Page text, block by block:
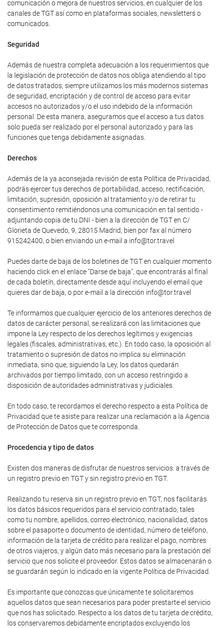
comunicación o mejora de nuestros servicios, en cualquier de los
canales de TGT así como en plataformas sociales, newsletters o
comunicados.
Seguridad
Además de nuestra completa adecuación a los requerimientos que
la legislación de protección de datos nos obliga atendiendo al tipo
de datos tratados, siempre utilizamos los más modernos sistemas
de seguridad, encriptación y de control de acceso para evitar
accesos no autorizados y/o el uso indebido de la información
personal. De esta manera, aseguramos que el acceso a tus datos
solo pueda ser realizado por el personal autorizado y para las
funciones que tenga debidamente asignadas.
Derechos
Además de la ya aconsejada revisión de esta Política de Privacidad,
podrás ejercer tus derechos de portabilidad, acceso, rectificación,
limitación, supresión, oposición al tratamiento y/o de retirar tu
consentimiento remitiéndonos una comunicación en tal sentido -
adjuntando copia de tu DNI - bien a la dirección de TGT en C/
Glorieta de Quevedo, 9, 28015 Madrid, bien por fax al número
915242400, o bien enviando un e-mail a info@tor.travel
Puedes darte de baja de los boletines de TGT en cualquier momento
haciendo click en el enlace "Darse de baja", que encontrarás al final
de cada boletín, directamente desde aquí incluyendo el email que
quieres dar de baja, o por e-mail a la dirección info@tor.travel
Te informamos que cualquier ejercicio de los anteriores derechos de
datos de carácter personal, se realizará con las limitaciones que
impone la Ley respecto de los derechos legítimos y exigencias
legales (fiscales, administrativas, etc.). En todo caso, la oposición al
tratamiento o supresión de datos no implica su eliminación
inmediata, sino que, siguiendo la Ley, los datos quedarán
archivados por tiempo limitado, con un acceso restringido a
disposición de autoridades administrativas y judiciales.
En todo caso, te recordamos el derecho respecto a esta Política de
Privacidad que te asiste para realizar una reclamación a la Agencia
de Protección de Datos que te corresponda.
Procedencia y tipo de datos
Existen dos maneras de disfrutar de nuestros servicios: a través de
un registro previo en TGT y sin registro previo en TGT.
Realizando tu reserva sin un registro previo en TGT, nos facilitarás
los datos básicos requeridos para el servicio contratado, tales
como tu nombre, apellidos, correo electrónico, nacionalidad, datos
sobre el pasaporte o documento de identidad, número de teléfono,
información de la tarjeta de crédito para realizar el pago, nombres
de otros viajeros, y algún dato más necesario para la prestación del
servicio que nos solicite el proveedor. Estos datos se almacenarán o
se guardarán según lo indicado en la vigente Política de Privacidad.
Es importante que conozcas que únicamente te solicitaremos
aquellos datos que sean necesarios para poder prestarte el servicio
que nos has solicitado. Respecto a los datos de tu tarjeta de crédito,
los conservaremos debidamente encriptados excluyendo los